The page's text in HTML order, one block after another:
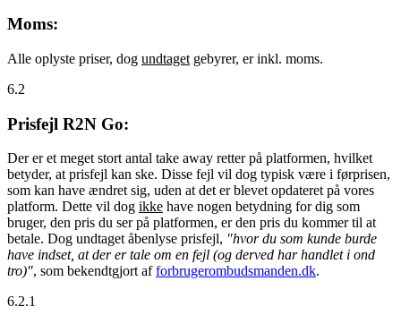
Moms:
Alle oplyste priser, dog undtaget gebyrer, er inkl. moms.
6.2
Prisfejl R2N Go:
Der er et meget stort antal take away retter på platformen, hvilket
betyder, at prisfejl kan ske. Disse fejl vil dog typisk være i førprisen,
som kan have ændret sig, uden at det er blevet opdateret på vores
platform. Dette vil dog ikke have nogen betydning for dig som
bruger, den pris du ser på platformen, er den pris du kommer til at
betale. Dog undtaget åbenlyse prisfejl, "hvor du som kunde burde
have indset, at der er tale om en fejl (og derved har handlet i ond
tro)", som bekendtgjort afforbrugerombudsmanden.dk.
6.2.1